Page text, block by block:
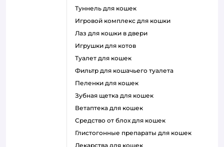
туннель для кошек
игровой комплекс для кошки
лаз для кошки в двери
игрушки для котов
туалет для кошек
фильтр для кошачьего туалета
пеленки для кошек
зубная щетка для кошек
ветаптека для кошек
средство от блох для кошек
глистогонные препараты для кошек
лекарства для кошек